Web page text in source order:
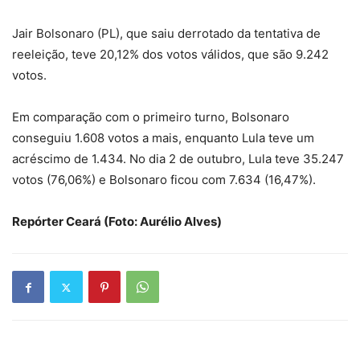
Jair Bolsonaro (PL), que saiu derrotado da tentativa de
reeleição, teve 20,12% dos votos válidos, que são 9.242
votos.
Em comparação com o primeiro turno, Bolsonaro
conseguiu 1.608 votos a mais, enquanto Lula teve um
acréscimo de 1.434. No dia 2 de outubro, Lula teve 35.247
votos (76,06%) e Bolsonaro ficou com 7.634 (16,47%).
Repórter Ceará (Foto: Aurélio Alves)